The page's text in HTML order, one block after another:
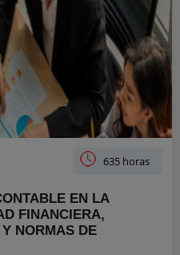
635 horas
EN LA
FINANCIERA,
NORMAS DE